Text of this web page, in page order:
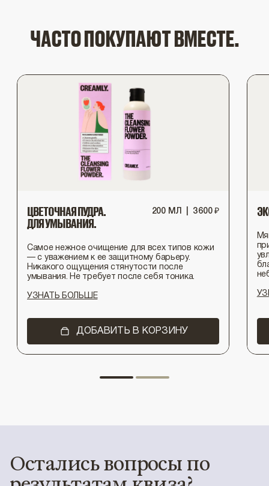
ЧАСТО ПОКУПАЮТ ВМЕСТЕ.
ЦВЕТОЧНАЯ ПУДРА.
ДЛЯ УМЫВАНИЯ.
200 МЛ 3 600 ₽
Самое нежное очищение для всех типов кожи
— с уважением к ее защитному барьеру.
Никакого ощущения стянутости после
умывания. Не требует после себя тоника.
УЗНАТЬ БОЛЬШЕ
ДОБАВИТЬ В КОРЗИНУ
Остались вопросы по